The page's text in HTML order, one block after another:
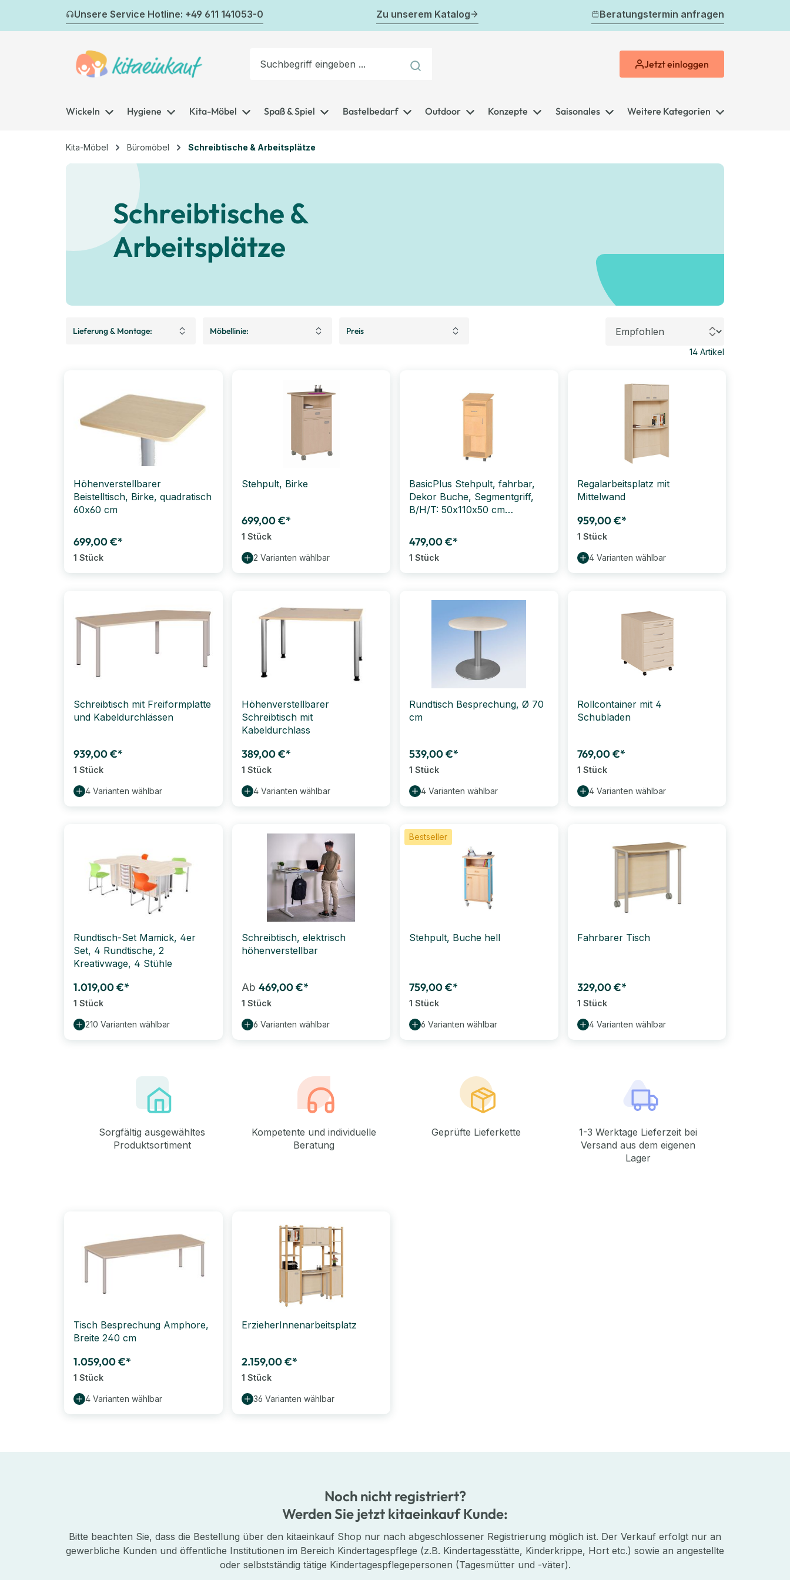
Hauptinhalt springen
Zur Suche springen
Zur Hauptnavigation springen
Unsere Service Hotline: +49 611 141053-0 Zu unserem Katalog Beratungstermin anfragen
Jetzteinloggen
Wickeln Hygiene Kita-Möbel Spaß & Spiel Bastelbedarf Outdoor Konzepte Saisonales Weitere Kategorien
Kita-Möbel Büromöbel Schreibtische & Arbeitsplätze
Schreibtische &
Arbeitsplätze
Lieferung & Montage: Möbellinie: Preis
14 Artikel
Höhenverstellbarer
Beistelltisch, Birke, quadratisch
60x60 cm
699,00 €*
1 Stück
Stehpult, Birke
699,00 €*
1 Stück
2 Varianten wählbar
BasicPlus Stehpult, fahrbar,
Dekor Buche, Segmentgriff,
B/H/T: 50x110x50 cm
479,00 €*
1 Stück
Regalarbeitsplatz mit
Mittelwand
959,00 €*
1 Stück
4 Varianten wählbar
Schreibtisch mit Freiformplatte
und Kabeldurchlässen
939,00 €*
1 Stück
4 Varianten wählbar
Höhenverstellbarer
Schreibtisch mit
Kabeldurchlass
389,00 €*
1 Stück
4 Varianten wählbar
Rundtisch Besprechung, Ø 70
cm
539,00 €*
1 Stück
4 Varianten wählbar
Rollcontainer mit 4
Schubladen
769,00 €*
1 Stück
4 Varianten wählbar
Rundtisch-Set Mamick, 4er
Set, 4 Rundtische, 2
Kreativwage, 4 Stühle
1.019,00 €*
1 Stück
210 Varianten wählbar
Schreibtisch, elektrisch
höhenverstellbar
Ab 469,00 €*
1 Stück
6 Varianten wählbar
Bestseller
Stehpult, Buche hell
759,00 €*
1 Stück
6 Varianten wählbar
Fahrbarer Tisch
329,00 €*
1 Stück
4 Varianten wählbar
Sorgfältig ausgewähltes
Produktsortiment
Kompetente und individuelle
Beratung
Geprüfte Lieferkette
1-3 Werktage Lieferzeit bei
Versand aus dem eigenen
Lager
Tisch Besprechung Amphore,
Breite 240 cm
1.059,00 €*
1 Stück
4 Varianten wählbar
ErzieherInnenarbeitsplatz
2.159,00 €*
1 Stück
36 Varianten wählbar
Noch nicht registriert?
Werden Sie jetzt kitaeinkauf Kunde:
Bitte beachten Sie, dass die Bestellung über den kitaeinkauf Shop nur nach abgeschlossener Registrierung möglich ist. Der Verkauf erfolgt nur an
gewerbliche Kunden und öffentliche Institutionen im Bereich Kindertagespflege (z.B. Kindertagesstätte, Kinderkrippe, Hort etc.) sowie an angestellte
oder selbstständig tätige Kindertagespflegepersonen (Tagesmütter und -väter).